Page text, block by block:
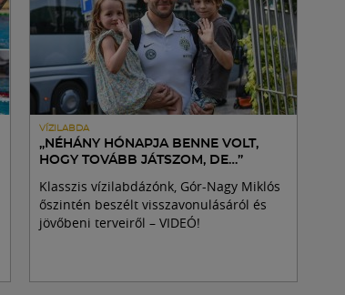
VÍZILABDA
„NÉHÁNY HÓNAPJA BENNE VOLT,
HOGY TOVÁBB JÁTSZOM, DE…”
Klasszis vízilabdázónk, Gór-Nagy Miklós
őszintén beszélt visszavonulásáról és
jövőbeni terveiről – VIDEÓ!